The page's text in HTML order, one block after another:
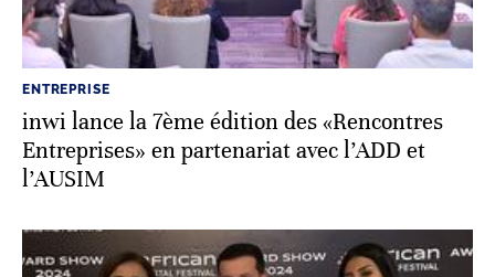
ENTREPRISE
inwi lance la 7ème édition des «Rencontres
Entreprises» en partenariat avec l’ADD et
l’AUSIM